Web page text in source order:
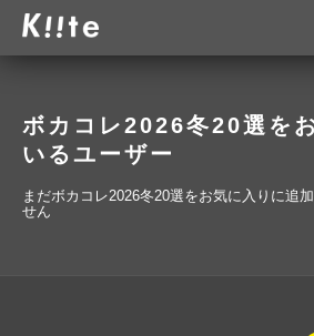
ボカコレ2026冬20選を
いるユーザー
まだボカコレ2026冬20選をお気に入りに追
せん